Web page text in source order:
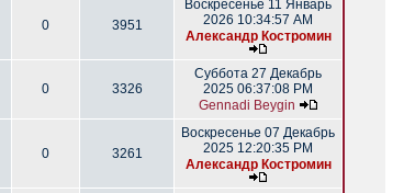
0 3951
Воскресенье 11 Январь
2026 10:34:57 AM
Александр Костромин
0 3326
Суббота 27 Декабрь
2025 06:37:08 PM
Gennadi Beygin
0 3261
Воскресенье 07 Декабрь
2025 12:20:35 PM
Александр Костромин